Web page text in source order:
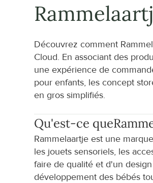
Découvrez comment
Cloud. En associant des
une expérience de
pour enfants, les concept
en gros simplifiés.
Qu'est-ce que
Rammelaartje est une
les jouets sensoriels, les
faire de qualité et d'un
développement des bébés